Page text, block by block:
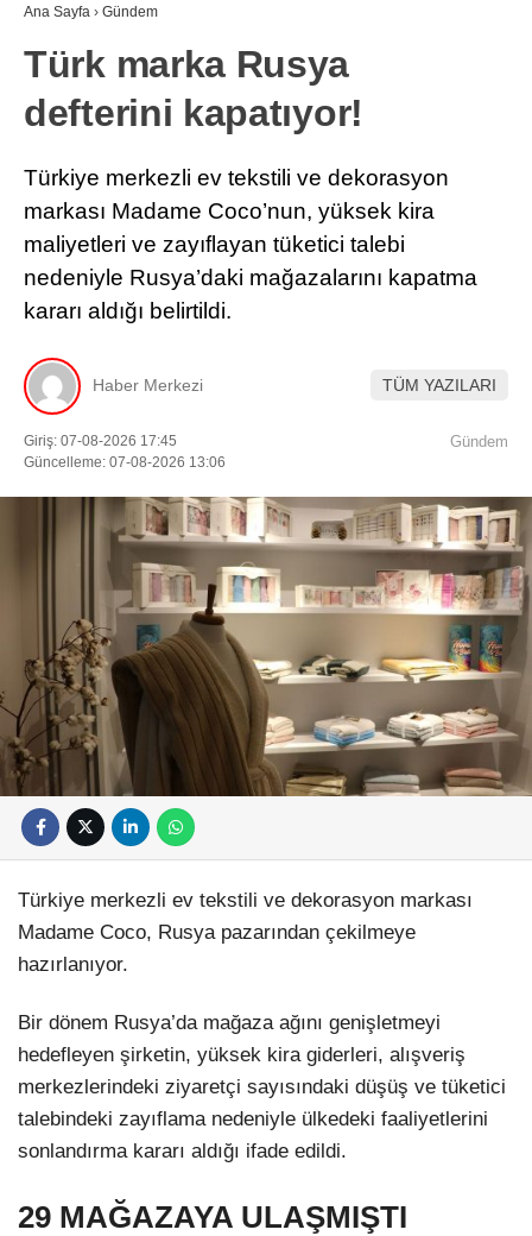
Ana Sayfa › Gündem
Türk marka Rusya
defterini kapatıyor!
Türkiye merkezli ev tekstili ve dekorasyon
markası Madame Coco’nun, yüksek kira
maliyetleri ve zayıflayan tüketici talebi
nedeniyle Rusya’daki mağazalarını kapatma
kararı aldığı belirtildi.
Haber Merkezi TÜM YAZILARI
Giriş: 07-08-2026 17:45
Güncelleme: 07-08-2026 13:06
Gündem
Türkiye merkezli ev tekstili ve dekorasyon markası
Madame Coco, Rusya pazarından çekilmeye
hazırlanıyor.
Bir dönem Rusya’da mağaza ağını genişletmeyi
hedefleyen şirketin, yüksek kira giderleri, alışveriş
merkezlerindeki ziyaretçi sayısındaki düşüş ve tüketici
talebindeki zayıflama nedeniyle ülkedeki faaliyetlerini
sonlandırma kararı aldığı ifade edildi.
29 MAĞAZAYA ULAŞMIŞTI